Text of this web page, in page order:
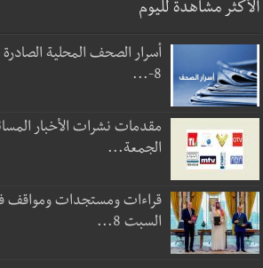
الأكثر مشاهدة لليوم
أسرار الصحف المحلية
8-...
مقدمات نشرات الأخبار
الجمعة...
قراءات ومستجدات ومواقف
السبت 8...